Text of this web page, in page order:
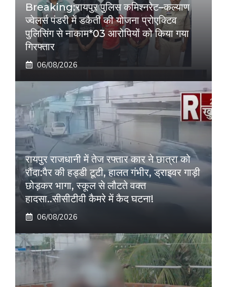
Breaking:रायपुर पुलिस कमिश्नरेट–कल्याण
ज्वेलर्स पंडरी में डकैती की योजना प्रोएक्टिव
पुलिसिंग से नाकाम*03 आरोपियों को किया गया
गिरफ्तार
06/08/2026
रायपुर राजधानी में तेज रफ्तार कार ने छात्रा को
रौंदा:पैर की हड्डी टूटी, हालत गंभीर, ड्राइवर गाड़ी
छोड़कर भागा, स्कूल से लौटते वक्त
हादसा..सीसीटीवी कैमरे में कैद घटना!
06/08/2026